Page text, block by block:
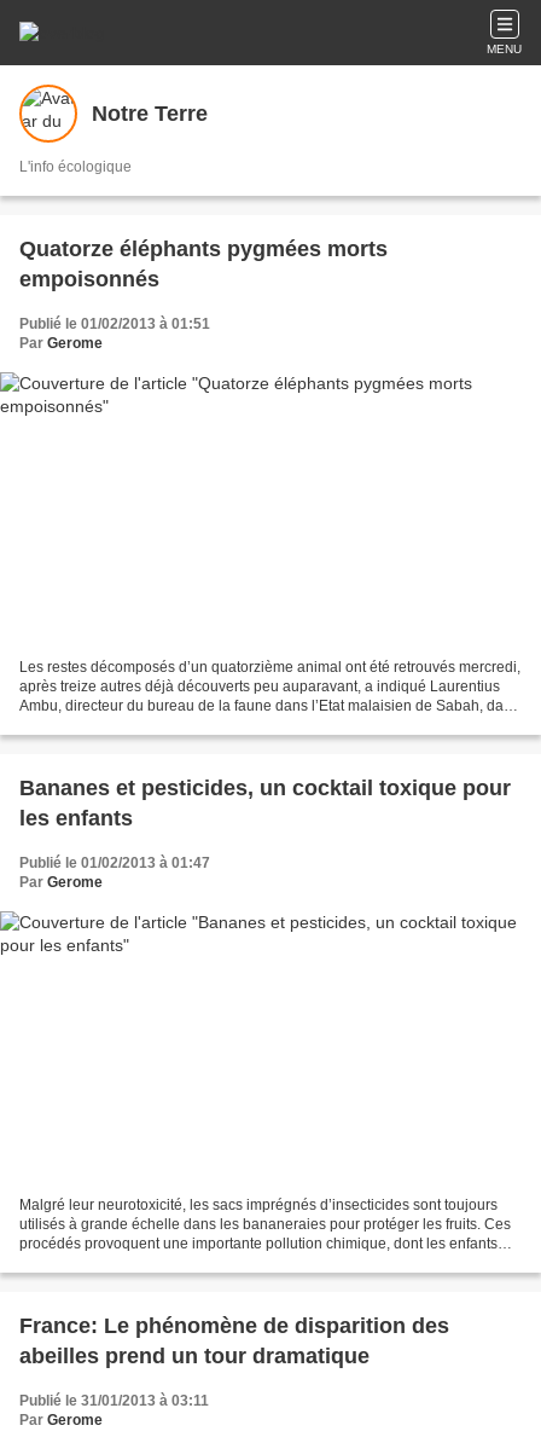
MENU
Notre Terre
L'info écologique
Quatorze éléphants pygmées morts
empoisonnés
Publié le 01/02/2013 à 01:51
Par Gerome
Les restes décomposés d’un quatorzième animal ont été retrouvés mercredi,
après treize autres déjà découverts peu auparavant, a indiqué Laurentius
Ambu, directeur du bureau de la faune dans l’Etat malaisien de Sabah, dans
Bananes et pesticides, un cocktail toxique pour
les enfants
Publié le 01/02/2013 à 01:47
Par Gerome
Malgré leur neurotoxicité, les sacs imprégnés d’insecticides sont toujours
utilisés à grande échelle dans les bananeraies pour protéger les fruits. Ces
procédés provoquent une importante pollution chimique, dont les enfants
France: Le phénomène de disparition des
abeilles prend un tour dramatique
Publié le 31/01/2013 à 03:11
Par Gerome